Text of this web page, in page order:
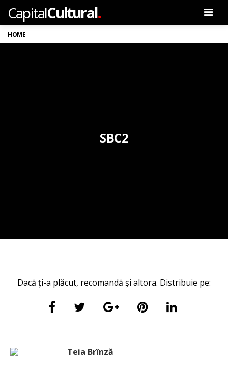
CapitalCultural.
HOME
SBC2
Dacă ți-a plăcut, recomandă și altora. Distribuie pe:
Teia Brînză